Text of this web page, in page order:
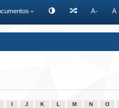
A- A
J K L M N O